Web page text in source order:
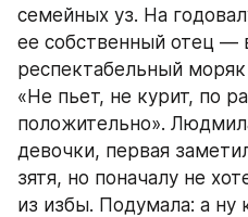
семейных уз. На
ее собственный отец —
респектабельный моряк
«Не пьет, не курит, по
положительно».
девочки, первая
зятя, но поначалу не
из избы. Подумала: а ну